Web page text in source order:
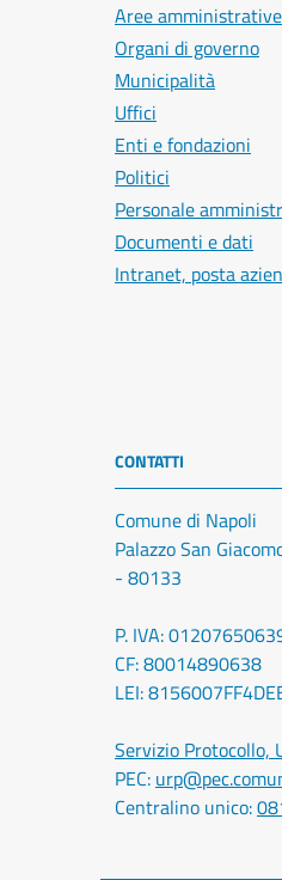
Aree amministrative
Organi di governo
Municipalità
Uffici
Enti e fondazioni
Politici
Personale
Documenti e dati
Intranet, posta
CONTATTI
Comune di Napoli
Palazzo San
- 80133
P. IVA:
CF: 80014890638
LEI:
Servizio Protocollo,
PEC:
Centralino unico: